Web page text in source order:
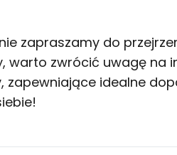
zapraszamy do
warto zwrócić uwagę
zapewniające idealne